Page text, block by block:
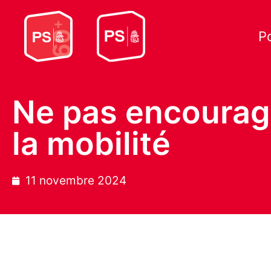
Ne pas
la mobilité
11 novembre 2024